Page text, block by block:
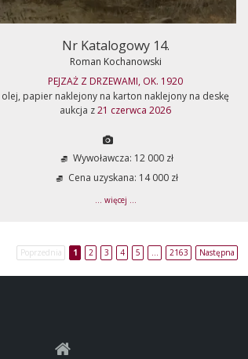
Nr Katalogowy 14.
Roman Kochanowski
PEJZAŻ Z DRZEWAMI, OK. 1920
olej, papier naklejony na karton naklejony na deskę
aukcja z21 czerwca 2026
Wywoławcza: 12 000 zł
Cena uzyskana: 14 000 zł
... więcej ...
Poprzednia 1 2 3 4 5 … 2163 Następna